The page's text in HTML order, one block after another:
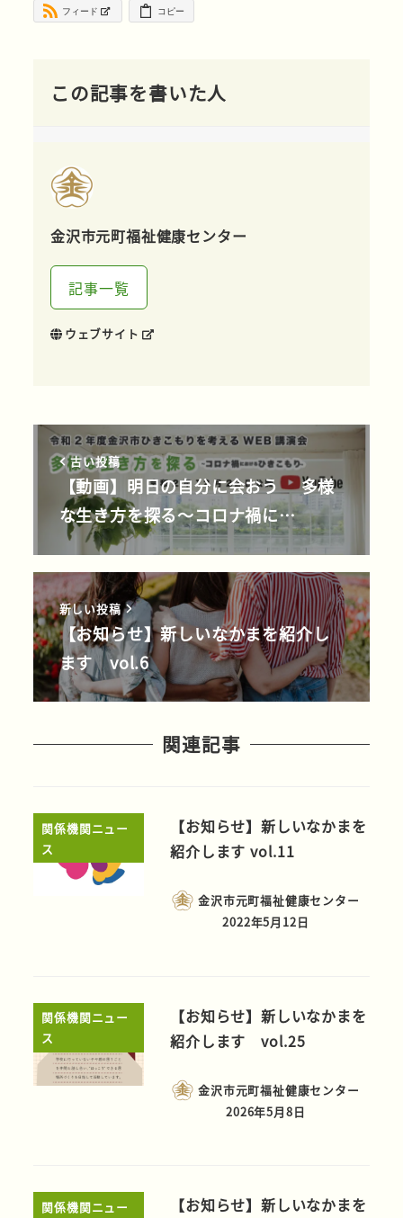
フィード コピー
この記事を書いた人
金沢市元町福祉健康センター
記事一覧
ウェブサイト
古い投稿
【動画】明日の自分に会おう 多様
な生き方を探る～コロナ禍に…
新しい投稿
【お知らせ】新しいなかまを紹介し
ます vol.6
関連記事
関係機関ニュー
ス
【お知らせ】新しいなかまを
紹介します vol.11
金沢市元町福祉健康センター
2022年5月12日
関係機関ニュー
ス
【お知らせ】新しいなかまを
紹介します vol.25
金沢市元町福祉健康センター
2026年5月8日
関係機関ニュー
【お知らせ】新しいなかまを